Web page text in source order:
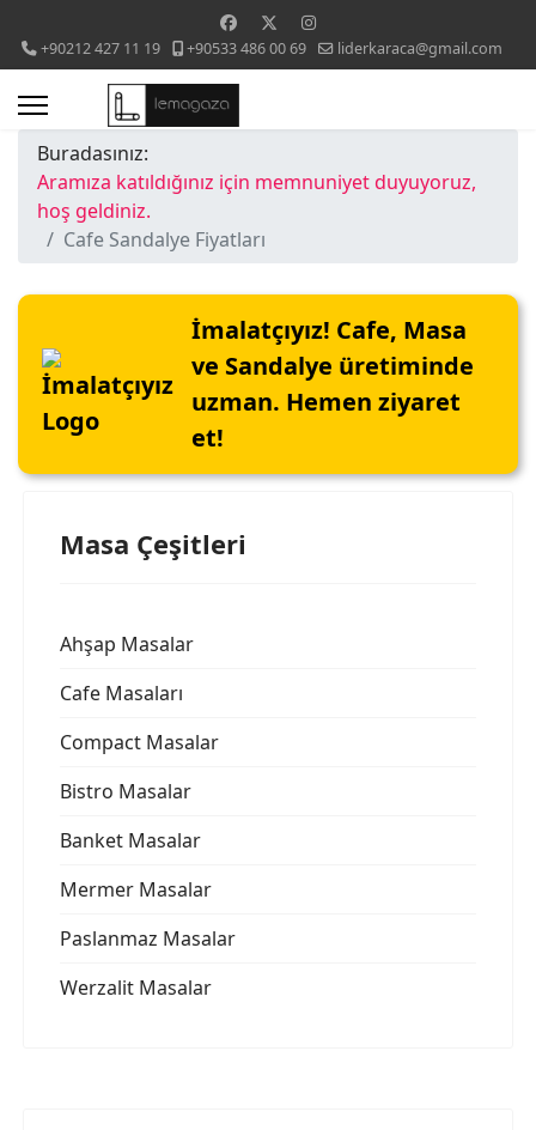
+90212 427 11 19 +90533 486 00 69 liderkaraca@gmail.com
Buradasınız:
Aramıza katıldığınız için memnuniyet duyuyoruz,
hoş geldiniz.
Cafe Sandalye Fiyatları
İmalatçıyız! Cafe, Masa
ve Sandalye üretiminde
uzman. Hemen ziyaret
et!
Masa Çeşitleri
Ahşap Masalar
Cafe Masaları
Compact Masalar
Bistro Masalar
Banket Masalar
Mermer Masalar
Paslanmaz Masalar
Werzalit Masalar